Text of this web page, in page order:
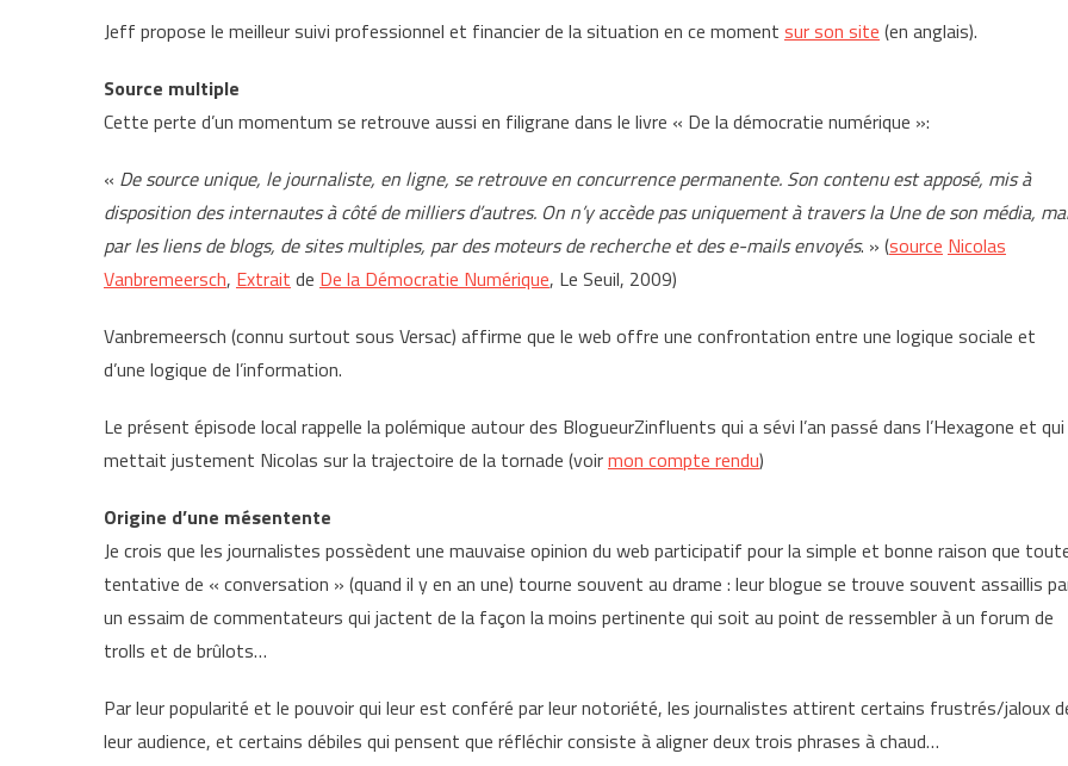
Jeff propose le meilleur suivi professionnel et financier de la situation en ce moment sur son site (en anglais).
Source multiple
Cette perte d’un momentum se retrouve aussi en filigrane dans le livre « De la démocratie numérique »:
« De source unique, le journaliste, en ligne, se retrouve en concurrence permanente. Son contenu est apposé, mis à
disposition des internautes à côté de milliers d’autres. On n’y accède pas uniquement à travers la Une de son média,
par les liens de blogs, de sites multiples, par des moteurs de recherche et des e-mails envoyés. » (source Nicolas
Vanbremeersch, Extrait de De la Démocratie Numérique, Le Seuil, 2009)
Vanbremeersch (connu surtout sous Versac) affirme que le web offre une confrontation entre une logique sociale et
d’une logique de l’information.
Le présent épisode local rappelle la polémique autour des BlogueurZinfluents qui a sévi l’an passé dans l’Hexagone et qui
mettait justement Nicolas sur la trajectoire de la tornade (voirmon compte rendu)
Origine d’une mésentente
Je crois que les journalistes possèdent une mauvaise opinion du web participatif pour la simple et bonne raison que
tentative de « conversation » (quand il y en an une) tourne souvent au drame : leur blogue se trouve souvent assaillis
un essaim de commentateurs qui jactent de la façon la moins pertinente qui soit au point de ressembler à un forum de
trolls et de brûlots…
Par leur popularité et le pouvoir qui leur est conféré par leur notoriété, les journalistes attirent certains frustrés/jaloux
leur audience, et certains débiles qui pensent que réfléchir consiste à aligner deux trois phrases à chaud…